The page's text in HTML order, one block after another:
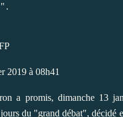
2019 à 08h41
a promis, dimanche 13
du "grand débat", décidé